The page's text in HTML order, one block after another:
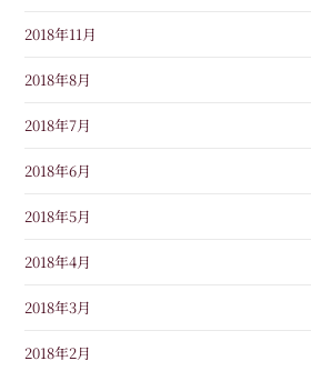
2018年11月
2018年8月
2018年7月
2018年6月
2018年5月
2018年4月
2018年3月
2018年2月